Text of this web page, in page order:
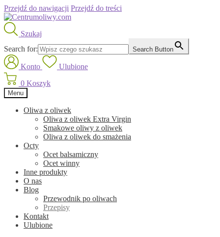
Przejdź do nawigacji Przejdź do treści
Szukaj
Search for:
Search Button
Konto
Ulubione
0 Koszyk
Menu
Oliwa z oliwek
Oliwa z oliwek Extra Virgin
Smakowe oliwy z oliwek
Oliwa z oliwek do smażenia
Octy
Ocet balsamiczny
Ocet winny
Inne produkty
O nas
Blog
Przewodnik po oliwach
Przepisy
Kontakt
Ulubione